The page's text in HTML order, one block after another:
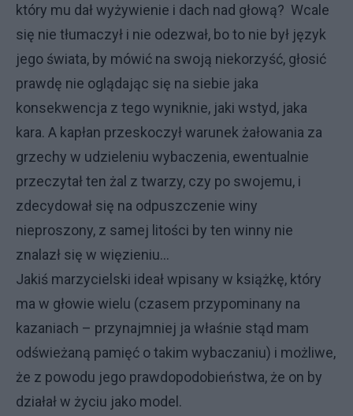
który mu dał wyżywienie i dach nad głową? Wcale
się nie tłumaczył i nie odezwał, bo to nie był język
jego świata, by mówić na swoją niekorzyść, głosić
prawdę nie oglądając się na siebie jaka
konsekwencja z tego wyniknie, jaki wstyd, jaka
kara. A kapłan przeskoczył warunek żałowania za
grzechy w udzieleniu wybaczenia, ewentualnie
przeczytał ten żal z twarzy, czy po swojemu, i
zdecydował się na odpuszczenie winy
nieproszony, z samej litości by ten winny nie
znalazł się w więzieniu...
Jakiś marzycielski ideał wpisany w książkę, który
ma w głowie wielu (czasem przypominany na
kazaniach – przynajmniej ja właśnie stąd mam
odświeżaną pamięć o takim wybaczaniu) i możliwe,
że z powodu jego prawdopodobieństwa, że on by
działał w życiu jako model.